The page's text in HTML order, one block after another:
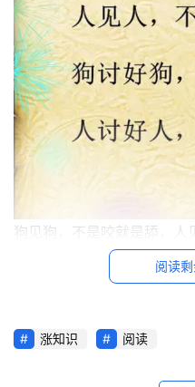
首
狗见狗，不是咬就是舔，人
阅读
涨知识 阅读